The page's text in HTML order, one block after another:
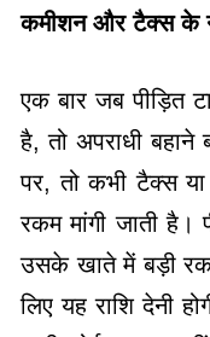
कमीशन और टैक्स के
एक बार जब पीड़ित
है, तो अपराधी
पर, तो कभी टैक्स
रकम मांगी जाती है।
उसके खाते में बड़ी
लिए यह राशि देनी